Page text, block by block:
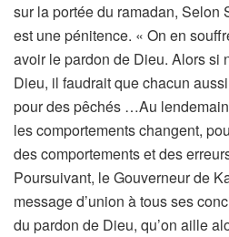
sur la portée du ramadan, Selon
est une pénitence. « On en
avoir le pardon de Dieu. Alors si
Dieu, il faudrait que chacun
pour des pêchés …Au
les comportements changent,
des comportements et des
Poursuivant, le Gouverneur de
message d’union à tous ses
du pardon de Dieu, qu’on aille